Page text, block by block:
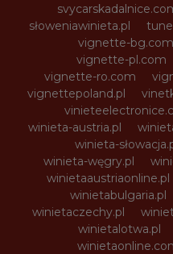
słoweniawinieta.pl
vignette-bg.com
vignette-pl.com
vignette-ro.com
vignettepoland.pl
winieta-austria.pl
winieta-
winieta-węgry.pl
winietaaustriaonline.pl
winietabulgaria.pl
winietaczechy.pl
winietalotwa.pl